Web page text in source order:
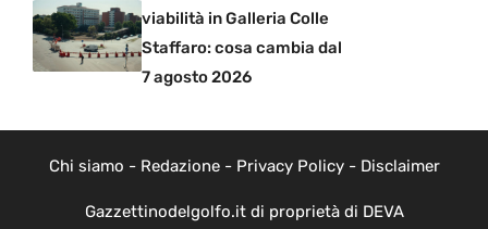
viabilità in Galleria Colle
Staffaro: cosa cambia dal
7 agosto 2026
Chi siamo - Redazione- Privacy Policy- Disclaimer
Gazzettinodelgolfo.it di proprietà di DEVA